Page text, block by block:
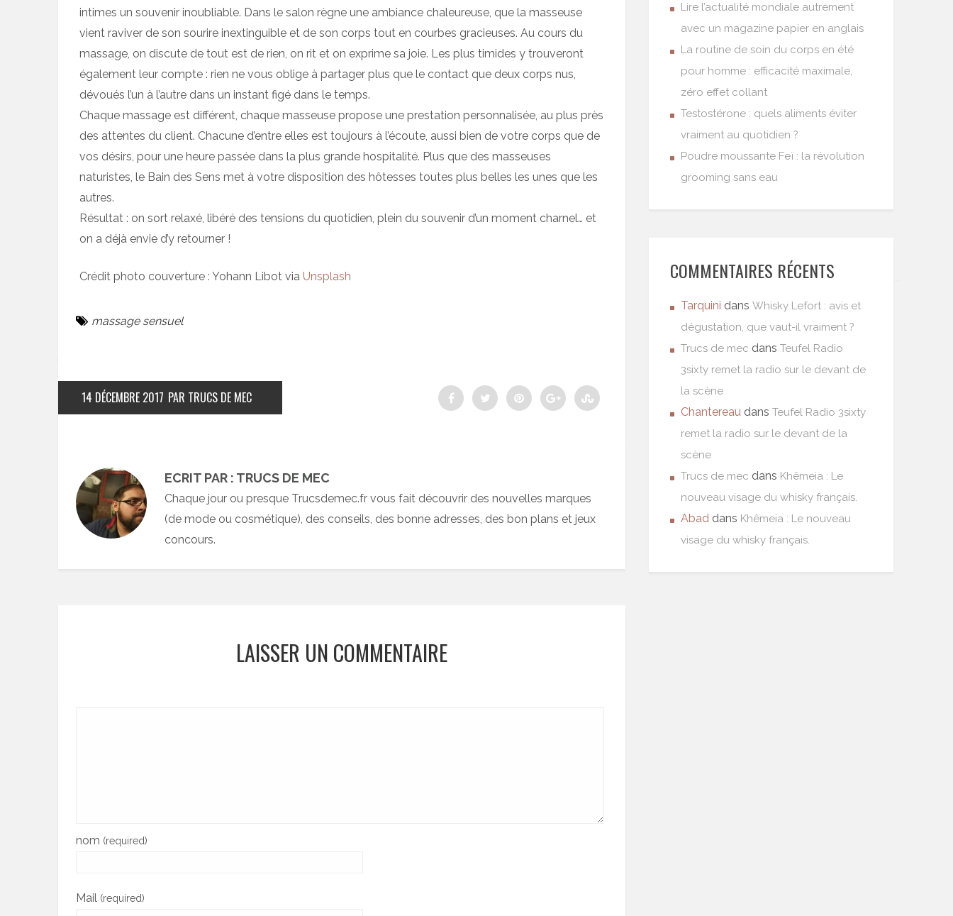
intimes un souvenir inoubliable. Dans le salon règne une ambiance chaleureuse, que la masseuse
vient raviver de son sourire inextinguible et de son corps tout en courbes gracieuses. Au cours du
massage, on discute de tout est de rien, on rit et on exprime sa joie. Les plus timides y trouveront
également leur compte : rien ne vous oblige à partager plus que le contact que deux corps nus,
dévoués l’un à l’autre dans un instant figé dans le temps.
Chaque massage est différent, chaque masseuse propose une prestation personnalisée, au plus près
des attentes du client. Chacune d’entre elles est toujours à l’écoute, aussi bien de votre corps que de
vos désirs, pour une heure passée dans la plus grande hospitalité. Plus que des masseuses
naturistes, le Bain des Sens met à votre disposition des hôtesses toutes plus belles les unes que les
autres.
Résultat : on sort relaxé, libéré des tensions du quotidien, plein du souvenir d’un moment charnel… et
on a déjà envie d’y retourner !
Crédit photo couverture : Yohann Libot via Unsplash
massage sensuel
14 DÉCEMBRE 2017 PAR TRUCS DE MEC
ECRIT PAR : TRUCS DE MEC
Chaque jour ou presque Trucsdemec.fr vous fait découvrir des nouvelles marques
(de mode ou cosmétique), des conseils, des bonne adresses, des bon plans et jeux
concours.
LAISSER UN COMMENTAIRE
nom (required)
Mail (required)
Lire l’actualité mondiale autrement
avec un magazine papier en anglais
La routine de soin du corps en été
pour homme : efficacité maximale,
zéro effet collant
Testostérone : quels aliments éviter
vraiment au quotidien ?
Poudre moussante Feï : la révolution
grooming sans eau
COMMENTAIRES RÉCENTS
Tarquini dans Whisky Lefort : avis et
dégustation, que vaut-il vraiment ?
Trucs de mec dans Teufel Radio
3sixty remet la radio sur le devant de
la scène
Chantereau dans Teufel Radio 3sixty
remet la radio sur le devant de la
scène
Trucs de mec dans Khêmeia : Le
nouveau visage du whisky français.
Abad dans Khêmeia : Le nouveau
visage du whisky français.